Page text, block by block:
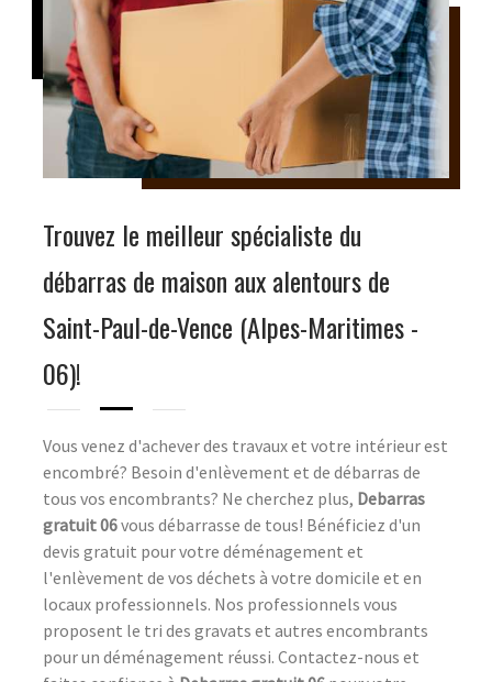
Trouvez le meilleur spécialiste du
débarras de maison aux alentours de
Saint-Paul-de-Vence (Alpes-Maritimes -
06)!
Vous venez d'achever des travaux et votre intérieur est
encombré? Besoin d'enlèvement et de débarras de
tous vos encombrants? Ne cherchez plus, Debarras
gratuit 06vous débarrasse de tous! Bénéficiez d'un
devis gratuit pour votre déménagement et
l'enlèvement de vos déchets à votre domicile et en
locaux professionnels. Nos professionnels vous
proposent le tri des gravats et autres encombrants
pour un déménagement réussi. Contactez-nous et